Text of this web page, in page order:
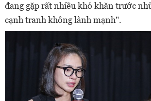
đang gặp rất nhiều khó khăn trước
cạnh tranh không lành mạnh".